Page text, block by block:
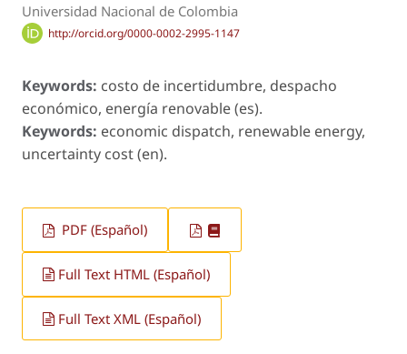
Universidad Nacional de Colombia
http://orcid.org/0000-0002-2995-1147
Keywords: costo de incertidumbre, despacho
económico, energía renovable (es).
Keywords: economic dispatch, renewable energy,
uncertainty cost (en).
PDF (Español)
Full Text HTML (Español)
Full Text XML (Español)